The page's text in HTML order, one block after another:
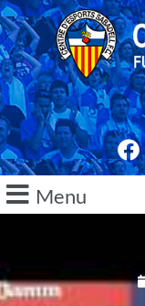
Menu